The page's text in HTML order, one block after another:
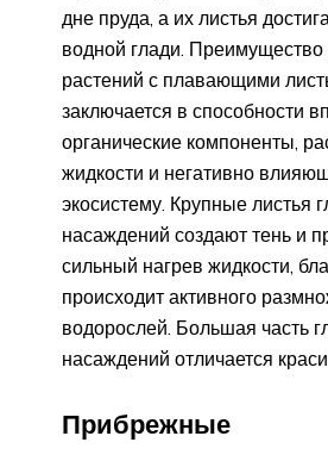
дне пруда, а их листья
водной глади.
растений с плавающими
заключается в способности
органические компоненты,
жидкости и негативно
экосистему. Крупные листья
насаждений создают тень и
сильный нагрев жидкости,
происходит активного
водорослей. Большая часть
насаждений отличается
Прибрежные